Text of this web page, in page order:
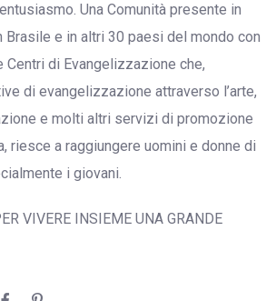
Una Comunità presente in
e in altri 30 paesi del mondo con
di Evangelizzazione che,
di evangelizzazione attraverso l’arte,
e molti altri servizi di promozione
riesce a raggiungere uomini e donne di
i giovani.
VIVERE INSIEME UNA GRANDE